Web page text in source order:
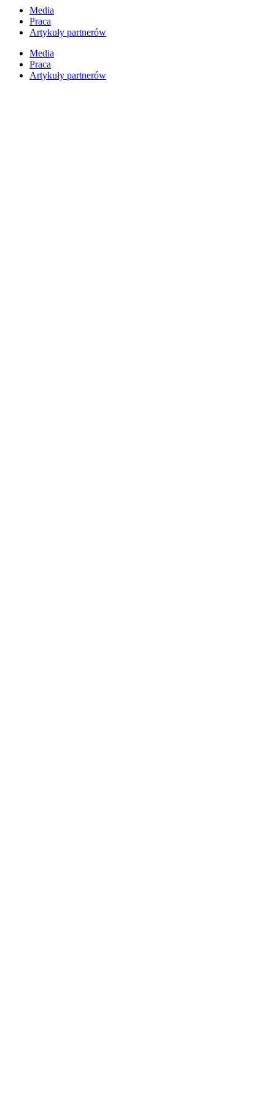
Przejdź
treści
Media
Praca
Artykuły partnerów
Media
Praca
Artykuły partnerów